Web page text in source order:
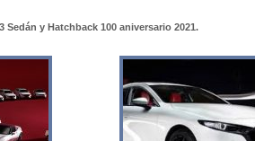
Sedán y Hatchback 100 aniversario 2021.